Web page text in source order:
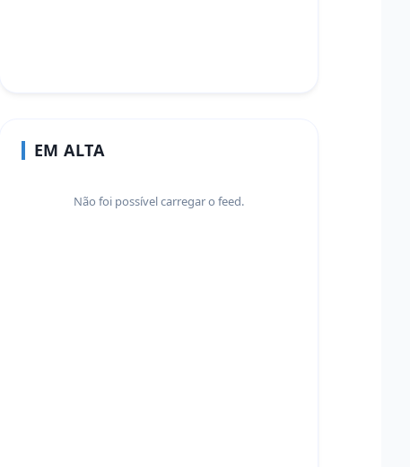
EM ALTA
Não foi possível carregar o feed.